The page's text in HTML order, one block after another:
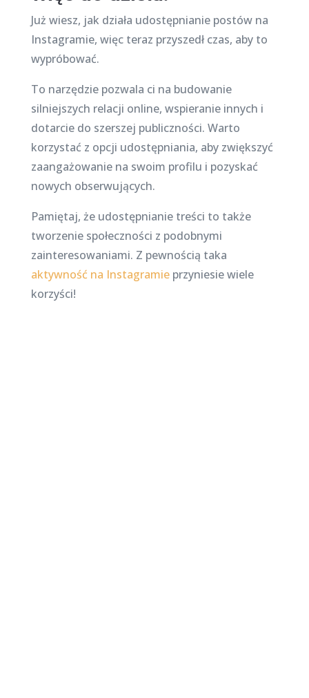
Już wiesz, jak działa udostępnianie postów na
Instagramie, więc teraz przyszedł czas, aby to
wypróbować.
To narzędzie pozwala ci na budowanie
silniejszych relacji online, wspieranie innych i
dotarcie do szerszej publiczności. Warto
korzystać z opcji udostępniania, aby zwiększyć
zaangażowanie na swoim profilu i pozyskać
nowych obserwujących.
Pamiętaj, że udostępnianie treści to także
tworzenie społeczności z podobnymi
zainteresowaniami. Z pewnością taka
aktywność na Instagramieprzyniesie wiele
korzyści!